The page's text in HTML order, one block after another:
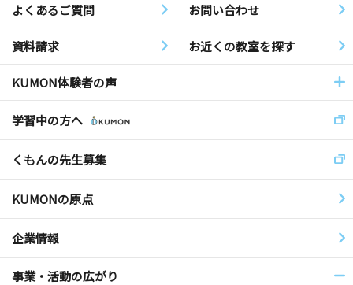
よくあるご質問 お問い合わせ
資料請求 お近くの教室を探す
KUMON体験者の声
学習中の方へ
くもんの先生募集
KUMONの原点
企業情報
事業・活動の広がり